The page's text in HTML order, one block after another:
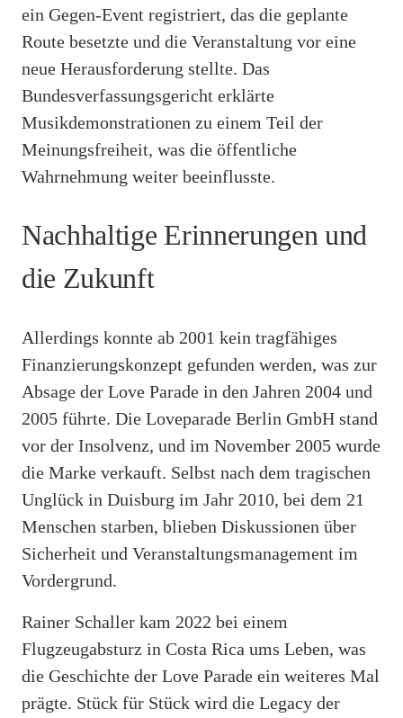
ein Gegen-Event registriert, das die geplante
Route besetzte und die Veranstaltung vor eine
neue Herausforderung stellte. Das
Bundesverfassungsgericht erklärte
Musikdemonstrationen zu einem Teil der
Meinungsfreiheit, was die öffentliche
Wahrnehmung weiter beeinflusste.
Nachhaltige Erinnerungen und
die Zukunft
Allerdings konnte ab 2001 kein tragfähiges
Finanzierungskonzept gefunden werden, was zur
Absage der Love Parade in den Jahren 2004 und
2005 führte. Die Loveparade Berlin GmbH stand
vor der Insolvenz, und im November 2005 wurde
die Marke verkauft. Selbst nach dem tragischen
Unglück in Duisburg im Jahr 2010, bei dem 21
Menschen starben, blieben Diskussionen über
Sicherheit und Veranstaltungsmanagement im
Vordergrund.
Rainer Schaller kam 2022 bei einem
Flugzeugabsturz in Costa Rica ums Leben, was
die Geschichte der Love Parade ein weiteres Mal
prägte. Stück für Stück wird die Legacy der